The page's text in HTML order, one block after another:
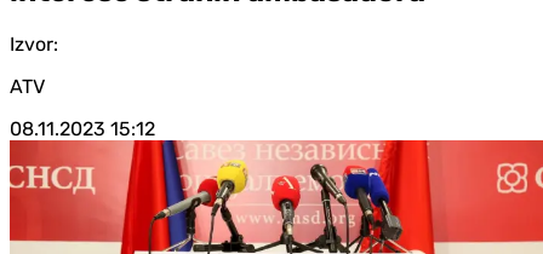
Izvor:
ATV
08.11.2023 15:12